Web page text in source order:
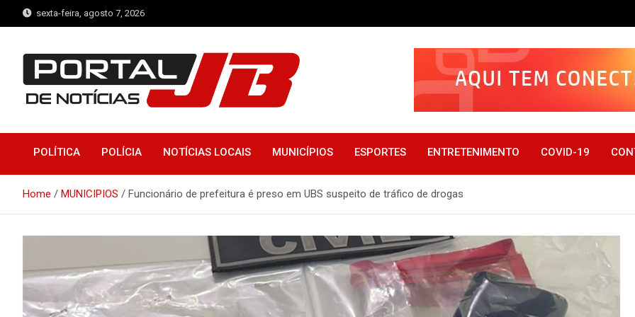
to
sexta-feira, agosto 7, 2026
Portal de Notícias JB
POLÍTICA POLÍCIA NOTÍCIAS LOCAIS MUNICÍPIOS ESPORTES ENTRETENIMENTO COVID-19
Home MUNICIPIOS Funcionário de prefeitura é preso em UBS suspeito de tráfico de drogas